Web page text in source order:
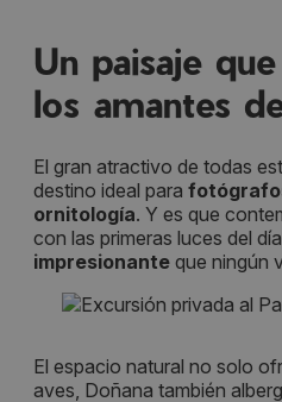
Un paisaje
los amantes
El gran atractivo de todas
destino ideal para
ornitología. Y es que
con las primeras luces del
impresionante que ningún
El espacio natural no solo
aves, Doñana también